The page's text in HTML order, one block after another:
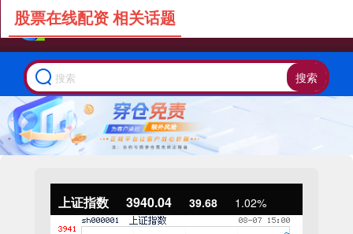
搜索
上证指数 3940.04 39.68 1.02%
股票在线配资 相关话题